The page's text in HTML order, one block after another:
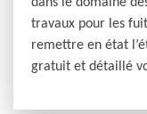
dans le domaine
travaux pour les
remettre en état
gratuit et détaillé